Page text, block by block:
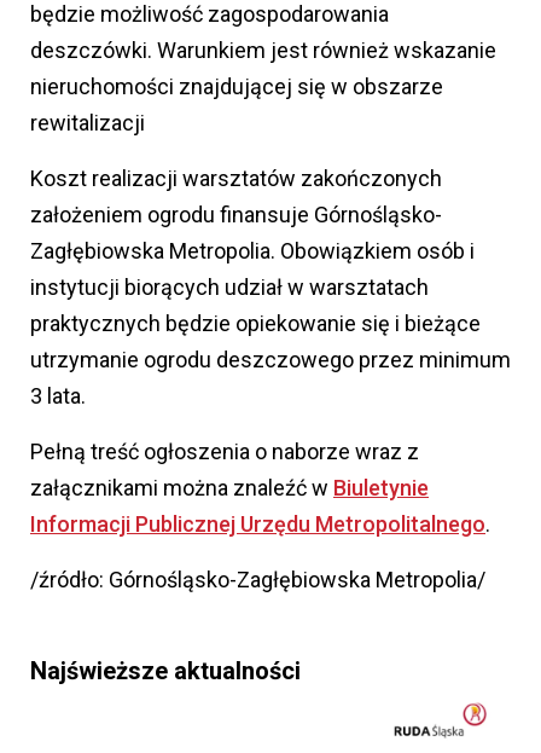
będzie możliwość zagospodarowania
deszczówki. Warunkiem jest również wskazanie
nieruchomości znajdującej się w obszarze
rewitalizacji
Koszt realizacji warsztatów zakończonych
założeniem ogrodu finansuje Górnośląsko-
Zagłębiowska Metropolia. Obowiązkiem osób i
instytucji biorących udział w warsztatach
praktycznych będzie opiekowanie się i bieżące
utrzymanie ogrodu deszczowego przez minimum
3 lata.
Pełną treść ogłoszenia o naborze wraz z
załącznikami można znaleźć w Biuletynie
Informacji Publicznej Urzędu Metropolitalnego.
/źródło: Górnośląsko-Zagłębiowska Metropolia/
Najświeższe aktualności